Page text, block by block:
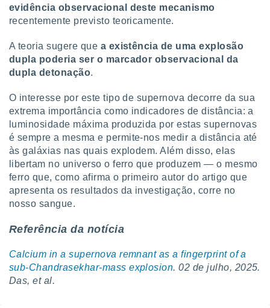
evidência observacional deste mecanismo
recentemente previsto teoricamente.
A teoria sugere que a existência de uma explosão
dupla poderia ser o marcador observacional da
dupla detonação.
O interesse por este tipo de supernova decorre da sua
extrema importância como indicadores de distância: a
luminosidade máxima produzida por estas supernovas
é sempre a mesma e permite-nos medir a distância até
às galáxias nas quais explodem. Além disso, elas
libertam no universo o ferro que produzem — o mesmo
ferro que, como afirma o primeiro autor do artigo que
apresenta os resultados da investigação, corre no
nosso sangue.
Referência da notícia
Calcium in a supernova remnant as a fingerprint of a
sub-Chandrasekhar-mass explosion. 02 de julho, 2025.
Das, et al.